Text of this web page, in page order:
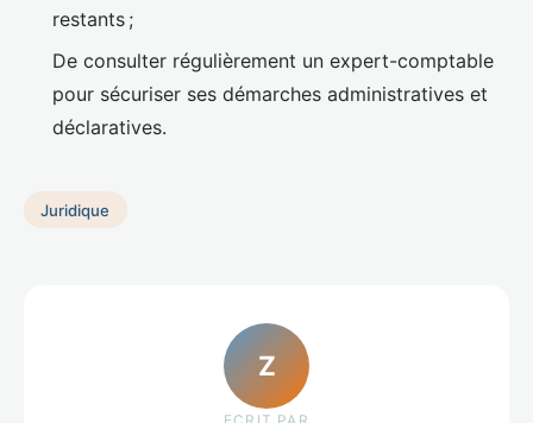
restants ;
De consulter régulièrement un expert-comptable
pour sécuriser ses démarches administratives et
déclaratives.
Juridique
Z